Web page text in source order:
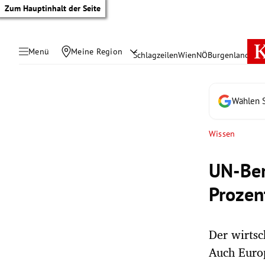
Zum Hauptinhalt der Seite
Menü Meine Region SchlagzeilenWienNÖBurgenland
Wählen
Wissen
UN-
Der
Auch